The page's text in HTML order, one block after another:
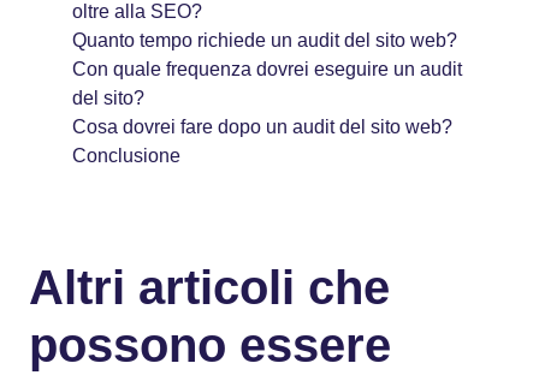
oltre alla SEO?
Quanto tempo richiede un audit del sito web?
Con quale frequenza dovrei eseguire un audit
del sito?
Cosa dovrei fare dopo un audit del sito web?
Conclusione
Altri articoli che
possono essere